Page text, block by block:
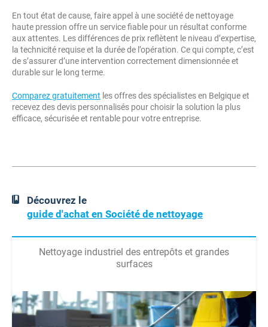
En tout état de cause, faire appel à une société de nettoyage
haute pression offre un service fiable pour un résultat conforme
aux attentes. Les différences de prix reflètent le niveau d’expertise,
la technicité requise et la durée de l’opération. Ce qui compte, c’est
de s’assurer d’une intervention correctement dimensionnée et
durable sur le long terme.
Comparez gratuitement les offres des spécialistes en Belgique et
recevez des devis personnalisés pour choisir la solution la plus
efficace, sécurisée et rentable pour votre entreprise.
Découvrez le
guide d'achat en Société de nettoyage
Nettoyage industriel des entrepôts et grandes
surfaces